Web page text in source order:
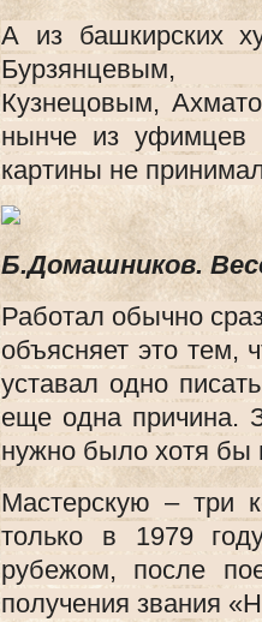
А из башкирских
Бурзянцевым,
Кузнецовым,
нынче из уфимцев
картины не
Б.Домашников.
Работал обычно
объясняет это тем,
уставал одно
еще одна причина.
нужно было хотя бы
Мастерскую – три
только в 1979
рубежом, после
получения звания